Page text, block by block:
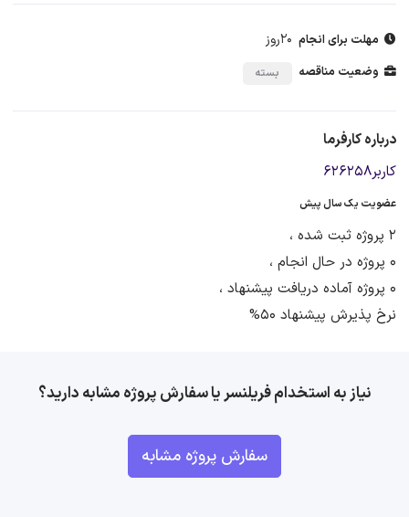
مهلت برای انجام 20روز
وضعیت مناقصه بسته
درباره کارفرما
کاربر626258
عضویت یک سال پیش
2 پروژه ثبت شده ،
0 پروژه در حال انجام ،
0 پروژه آماده دریافت پیشنهاد ،
نرخ پذیرش پیشنهاد 50%
نیاز به استخدام فریلنسر یا سفارش پروژه مشابه دارید؟
سفارش پروژه مشابه